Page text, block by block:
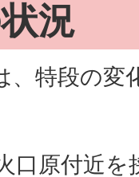
況
、特段の変
口原付近を